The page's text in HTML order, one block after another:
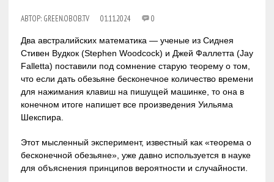
АВТОР: GREEN.OBOB.TV 01.11.2024 0
Два австралийских математика — ученые из Сиднея
Стивен Вудкок (Stephen Woodcock) и Джей Фаллетта (Jay
Falletta) поставили под сомнение старую теорему о том,
что если дать обезьяне бесконечное количество времени
для нажимания клавиш на пишущей машинке, то она в
конечном итоге напишет все произведения Уильяма
Шекспира.
Этот мысленный эксперимент, известный как «теорема о
бесконечной обезьяне», уже давно используется в науке
для объяснения принципов вероятности и случайности.